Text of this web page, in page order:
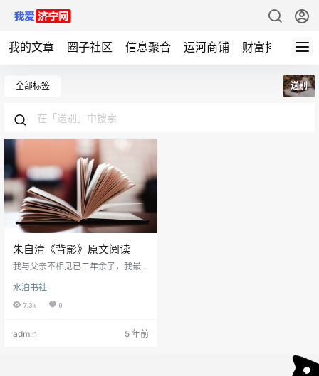
我的文章 圈子社区 信息聚合 运河商铺 财富排行 标
全部标签 送别
朱自清《背影》原文阅读
我与父亲不相见已二年余了，我最
天，祖母死了，父亲的差使也交卸
了，正是祸不单行的日子。我从北
藉的东西，又想起祖母，不禁簌簌
水泊书社
7.3k 0
admin 5 年前